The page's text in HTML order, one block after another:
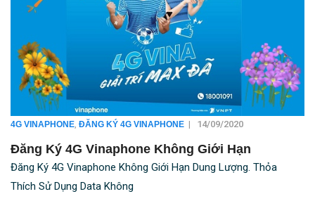
4G VINAPHONE ĐĂNG KÝ 4G VINAPHONE | 14/09/2020
Đăng Ký 4G Vinaphone Không Giới Hạn
Đăng Ký 4G Vinaphone Không Giới Hạn Dung Lượng. Thỏa
Thích Sử Dụng Data Không